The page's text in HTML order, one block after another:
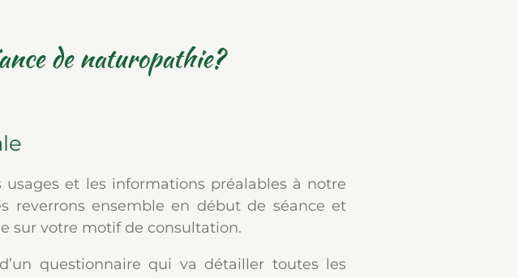
de naturopathie?
et les informations préalables à notre
reverrons ensemble en début de séance et
sur votre motif de consultation.
questionnaire qui va détailler toutes les